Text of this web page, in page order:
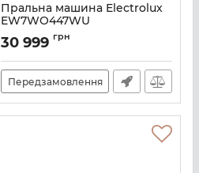
Пральна машина Electrolux
EW7WO447WU
Артикул:A141141
30 999 грн
Передзамовлення